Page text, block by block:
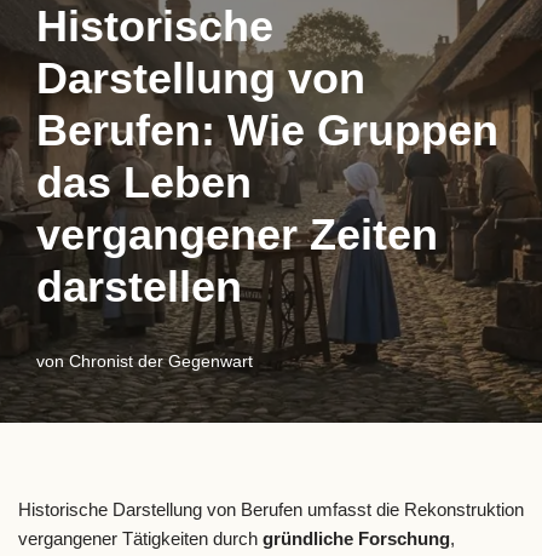
Historische
Darstellung von
Berufen: Wie Gruppen
das Leben
vergangener Zeiten
darstellen
vonChronist der Gegenwart
Historische Darstellung von Berufen umfasst die Rekonstruktion
vergangener Tätigkeiten durch gründliche Forschung,